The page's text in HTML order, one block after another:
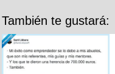
También te gustará: